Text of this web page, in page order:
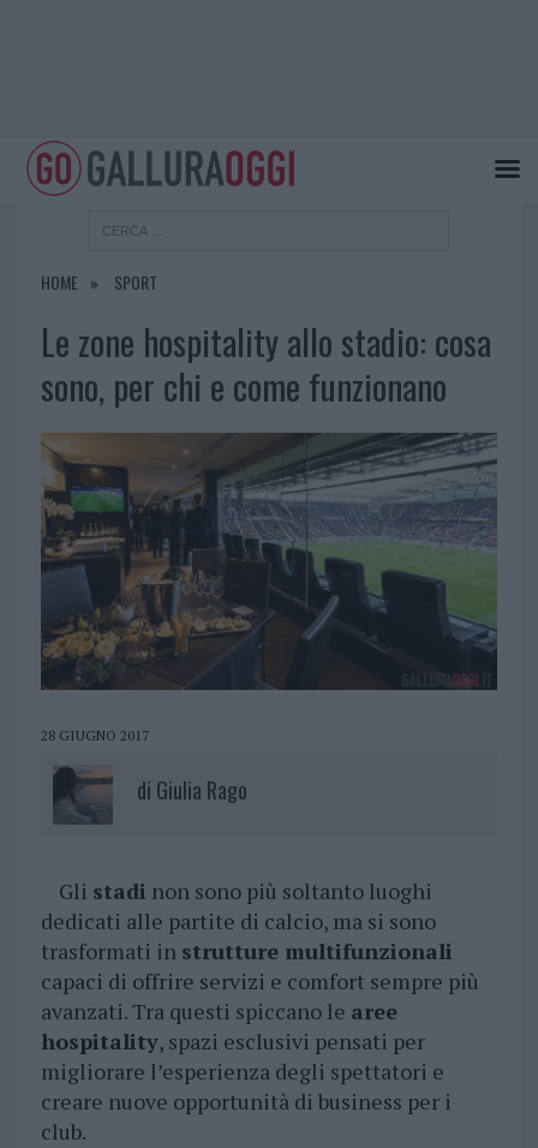
HOME SPORT
Le zone hospitality allo stadio: cosa
sono, per chi e come funzionano
28 GIUGNO 2017
di Giulia Rago
Gli stadi non sono più soltanto luoghi
dedicati alle partite di calcio, ma si sono
trasformati in strutture multifunzionali
capaci di offrire servizi e comfort sempre più
avanzati. Tra questi spiccano le aree
hospitality, spazi esclusivi pensati per
migliorare l’esperienza degli spettatori e
creare nuove opportunità di business per i
club.